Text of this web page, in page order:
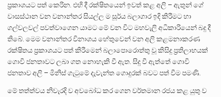
ප්‍රකාශයට පත් කෙරින. එහි දී රක්ෂිතයෙන් ඉවත් කළ අලි – ඇතුන් ගේ
වාසස්ථාන වන වනාන්තර සියල්ල ම සූර්ය බලාගාර ඉදි කිරීමට හා
ගල්වලවල් පවත්වාගෙන යාමට මේ වන විට මහවැලි අධිකාරියෙන් බදු දී
තිබේ. මෙම වනාන්තර විනාශය හේතුවෙන් වන අලි කළමනාකරණ
රක්ෂිතය ප්‍රකාශයට පත් කිරීමෙන් බලාපොරොත්තු වූ කිසිදු ප්‍රතිලාභයක්
ගොවි ජනතාවට ලබා ගත නොහැකි වී ඇත. සිදු වී ඇත්තේ ගොවි
ජනතාව අලි – මිනිස් ගැටුමේ දැවැන්ත ගොදුරක් බවට පත් වීම පමණි.
මේ තත්ත්වය නිවැරදි ව අවබෝධ කර ගෙන වර්තමාන රජය කළ යුතු ව